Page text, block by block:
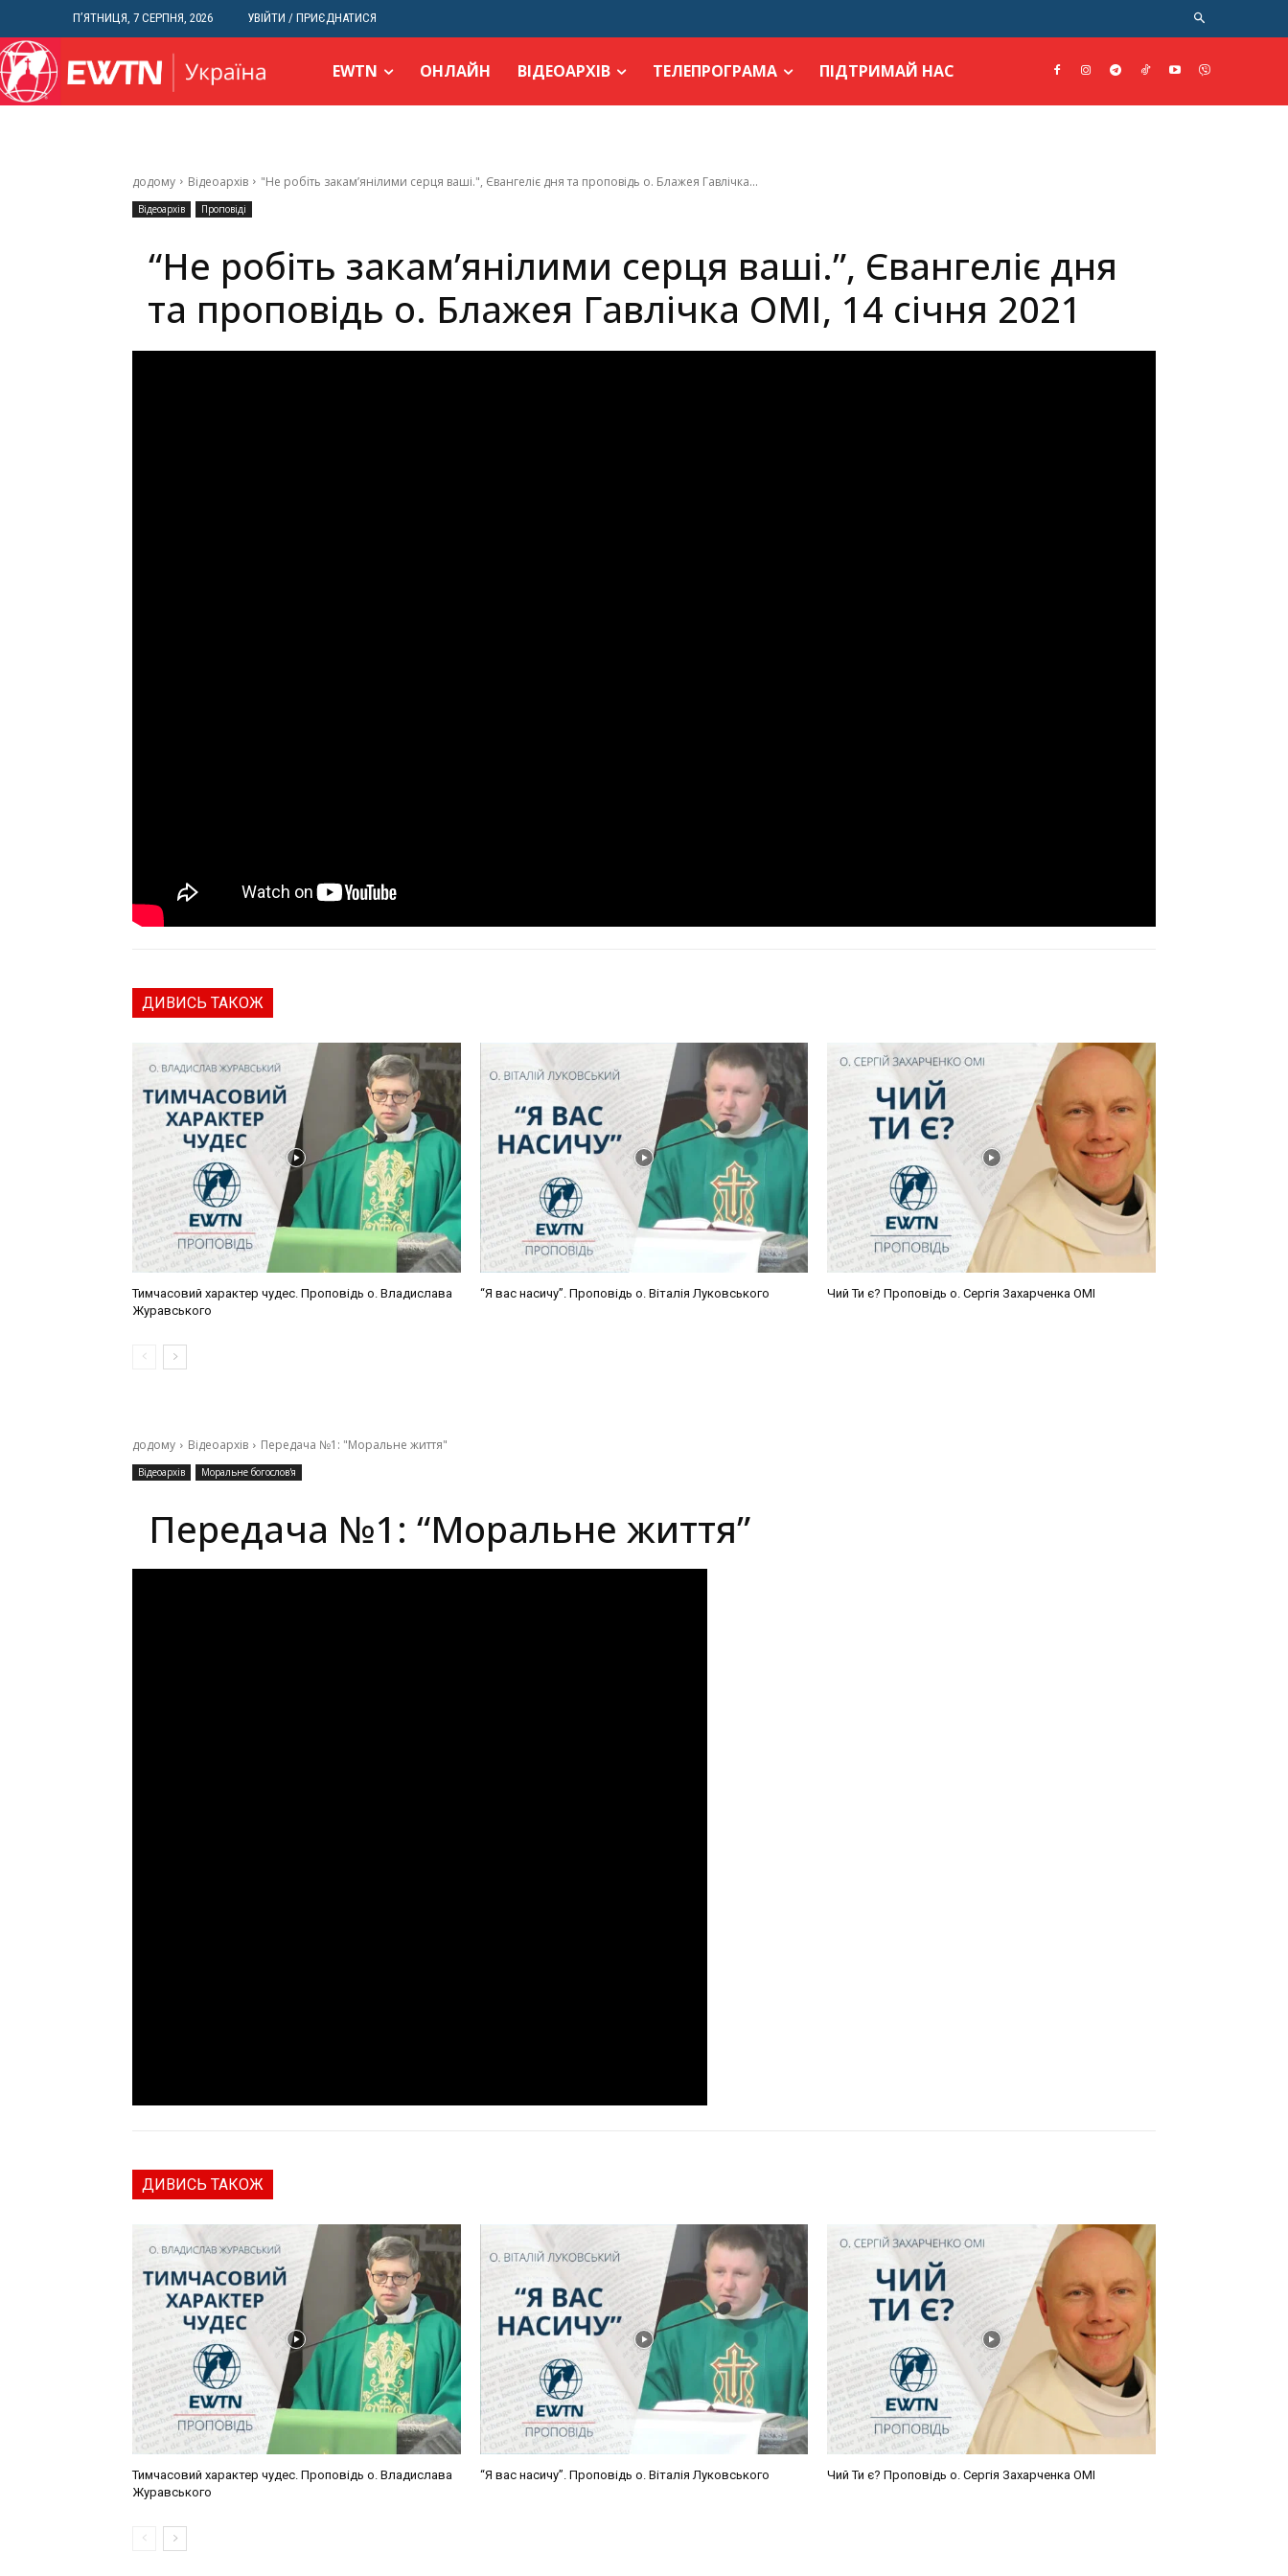
П’ЯТНИЦЯ, 7 СЕРПНЯ, 2026 УВІЙТИ / ПРИЄДНАТИСЯ
EWTN ОНЛАЙН ВІДЕОАРХІВ ТЕЛЕПРОГРАМА ПІДТРИМАЙ НАС
додому Відеоархів "Не робіть закам’янілими серця ваші.", Євангеліє дня та проповідь о. Блажея Гавлічка...
Відеоархів Проповіді
“Не робіть закам’янілими серця ваші.”, Євангеліє дня
та проповідь о. Блажея Гавлічка ОМІ, 14 січня 2021
ДИВИСЬ ТАКОЖ
Тимчасовий характер чудес. Проповідь о. Владислава
Журавського
“Я вас насичу”. Проповідь о. Віталія Луковського Чий Ти є? Проповідь о. Сергія Захарченка ОМІ